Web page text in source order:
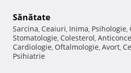
Sănătate
Sarcina, Ceaiuri, Inima, Psihologie,
Stomatologie, Colesterol,
Cardiologie, Oftalmologie, Avort,
Psihiatrie